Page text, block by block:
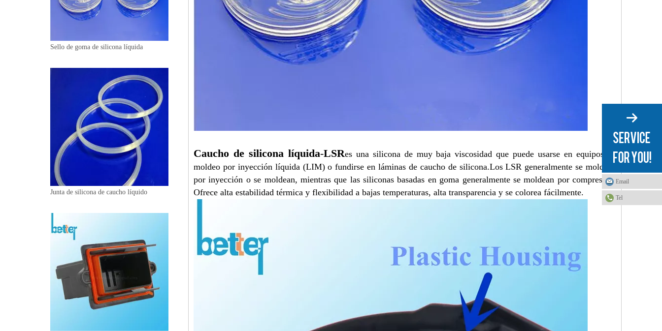
Sello de goma de silicona líquida
Junta de silicona de caucho líquido
Caucho de silicona líquida-LSRes una silicona de muy baja viscosidad que puede usarse en equipos de
moldeo por inyección líquida (LIM) o fundirse en láminas de caucho de silicona.Los LSR generalmente se moldean
por inyección o se moldean, mientras que las siliconas basadas en goma generalmente se moldean por compresión.
Ofrece alta estabilidad térmica y flexibilidad a bajas temperaturas, alta transparencia y se colorea fácilmente.
Email
Tel